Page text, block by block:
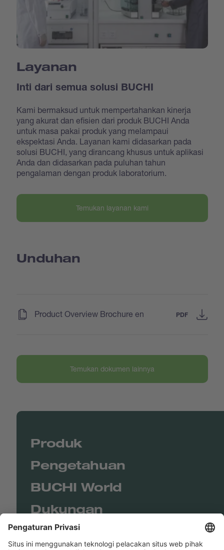
Layanan
Inti dari semua solusi BUCHI
Kami bermaksud untuk mempertahankan kinerja
yang akurat dan efisien dari produk BUCHI Anda
untuk masa pakai produk yang melampaui
ekspektasi Anda. Layanan kami didasarkan pada
solusi BUCHI, yang dirancang khusus untuk aplikasi
Anda dan didasarkan pada puluhan tahun
pengalaman dengan produk laboratorium.
Temukan layanan kami
Unduhan
Product Overview Brochure en PDF
Temukan dokumen lainnya
Produk
Pengetahuan
BUCHI World
Dukungan
Shop